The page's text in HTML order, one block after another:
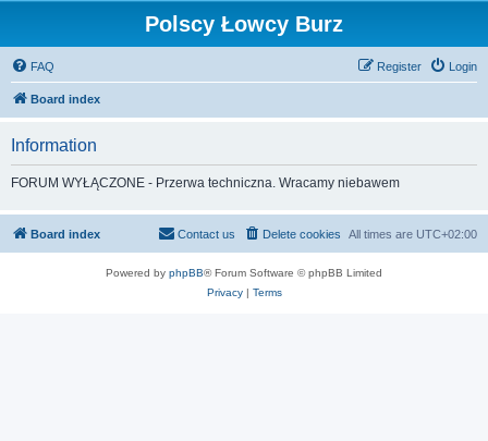
Polscy Łowcy Burz
FAQ Login
Register
Board index
Information
FORUM WYŁĄCZONE - Przerwa techniczna. Wracamy niebawem
Board index All times are UTC+02:00
Delete cookies
Contact us
Powered by phpBB® Forum Software © phpBB Limited
Privacy| Terms